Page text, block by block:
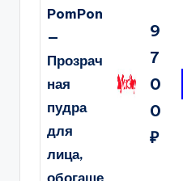
PomPon
—
Прозрач
ная
пудра
для
лица,
9
7
0
0
₽